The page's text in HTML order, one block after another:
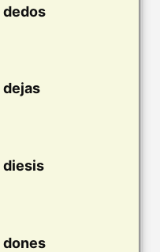
dedos
dejas
diesis
dones